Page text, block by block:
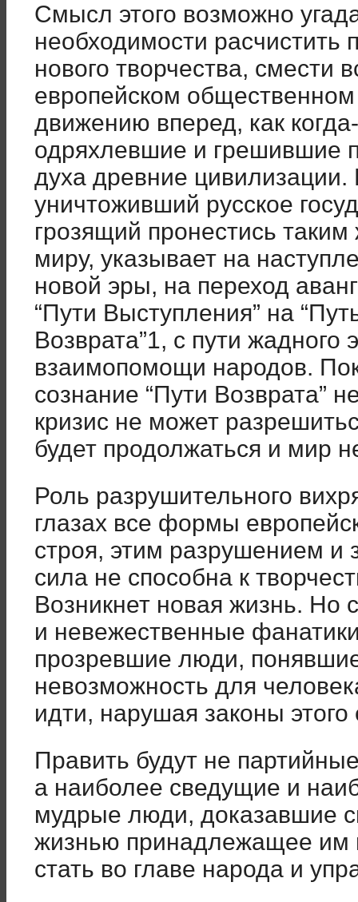
Смысл этого возможно
необходимости расчистить
нового творчества, смести
европейском
движению вперед, как
одряхлевшие и грешившие
духа древние
уничтоживший русское
грозящий пронестись
миру, указывает на
новой эры, на переход
“Пути Выступления” на
Возврата”1, с пути жадного
взаимопомощи народов.
сознание “Пути Возврата”
кризис не может
будет продолжаться и мир
Роль разрушительного
глазах все формы
строя, этим разрушением и
сила не способна к
Возникнет новая жизнь. Но
и невежественные
прозревшие люди,
невозможность для
идти, нарушая законы этого
Править будут не
а наиболее сведущие и
мудрые люди, доказавшие
жизнью принадлежащее им
стать во главе народа и